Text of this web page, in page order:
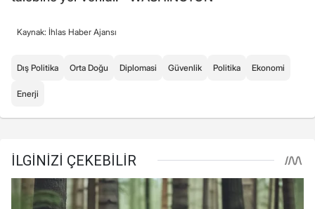
Kaynak: İhlas Haber Ajansı
Dış Politika Orta Doğu Diplomasi Güvenlik Politika Ekonomi
Enerji